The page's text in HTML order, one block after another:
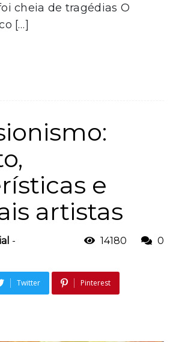
cheia de tragédias O
[…]
e
artistas
-
14180 0
Twitter Pinterest